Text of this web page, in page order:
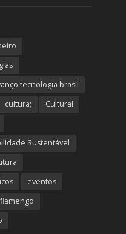
tecnologia brasil
cultura;
Cultural
Sustentável
eventos
flamengo